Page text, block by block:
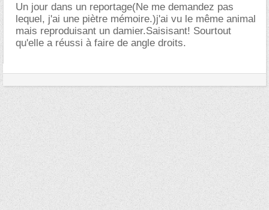
Un jour dans un reportage(Ne me demandez pas
lequel, j'ai une piètre mémoire.)j'ai vu le même animal
mais reproduisant un damier.Saisisant! Sourtout
qu'elle a réussi à faire de angle droits.